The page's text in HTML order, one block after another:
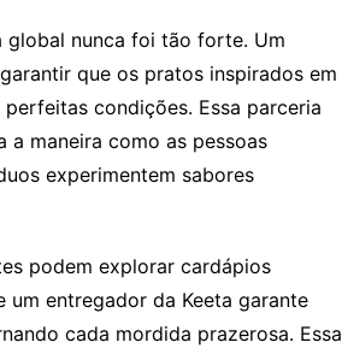
global nunca foi tão forte. Um
que os pratos inspirados em
condições. Essa parceria
maneira como as pessoas
experimentem sabores
podem explorar cardápios
entregador da Keeta garante
cada mordida prazerosa. Essa